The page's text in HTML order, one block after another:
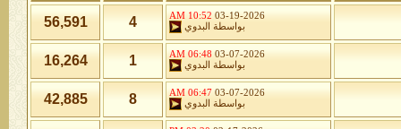
03-19-2026
10:52 AM
بواسطة
البدوي 4
56,591
03-07-2026
06:48 AM
بواسطة
البدوي 1
16,264
03-07-2026
06:47 AM
بواسطة
البدوي 8
42,885